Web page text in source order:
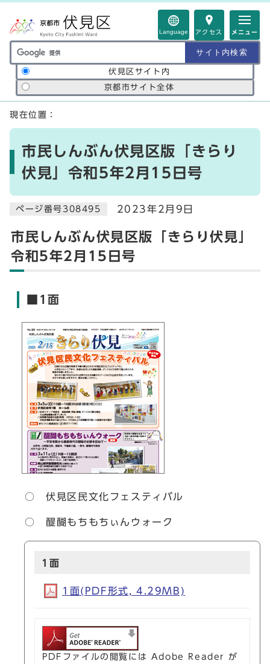
Language アクセス メニュー
サイト内検索の範囲
伏見区サイト内
京都市サイト全体
ここから本文です
現在位置：
市民しんぶん伏見区版「きらり
伏見」令和5年2月15日号
ページ番号308495 2023年2月9日
市民しんぶん伏見区版「きらり伏見」
令和5年2月15日号
■1面
○ 伏見区民文化フェスティバル
○ 醍醐もちもちぃんウォーク
1面
1面(PDF形式, 4.29MB)
PDFファイルの閲覧には Adobe Reader が